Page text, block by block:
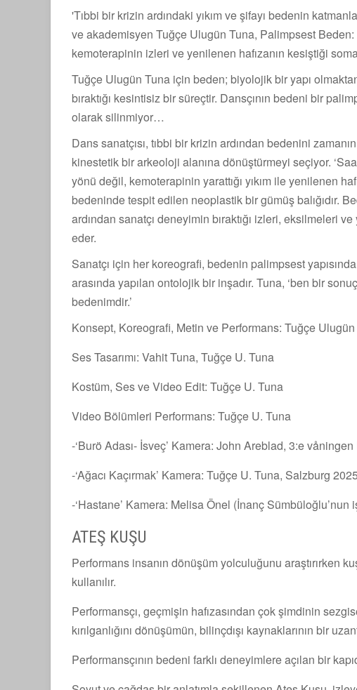
'Tıbbi bir krizin ardındaki yıkım ve şifayı bedenin
ve akademisyen Tuğçe Ulugün Tuna, Palimpsest
kemoterapinin izleri ve yenilenen hafızanın kesiştiği
Tuğçe Ulugün Tuna için beden; biyolojik bir yapı
bıraktığı kesintisiz bir süreçtir. Dansçının bedeni bir
olarak silinmiyor…
Dans sanatçısı, tıbbi bir krizin ardından bedenini
kinestetik bir arkeoloji alanına dönüştürmeyi seçiyor.
yönü değil, kemoterapinin yarattığı yıkım ile yenilenen
bedeninde tespit edilen neoplastik bir gümüş balığıdır.
ardından sanatçı deneyimin bıraktığı izleri, eksilmeleri
eder.
Sanatçı için her koreografi, bedenin palimpsest
arasında yapılan ontolojik bir inşadır. Tuna, ‘ben bir
bedenimdir.’
Konsept, Koreografi, Metin ve Performans: Tuğçe
Ses Tasarımı: Vahit Tuna, Tuğçe U. Tuna
Kostüm, Ses ve Video Edit: Tuğçe U. Tuna
Video Bölümleri Performans: Tuğçe U. Tuna
-‘Burö Adası- İsveç’ Kamera: John Areblad, 3:e
-‘Ağacı Kaçırmak’ Kamera: Tuğçe U. Tuna, Salzburg 2025
-‘Hastane’ Kamera: Melisa Önel (İnanç
ATEŞ KUŞU
Performans insanın dönüşüm yolculuğunu araştırırken
kullanılır.
Performansçı, geçmişin hafızasından çok şimdinin
kırılganlığını dönüşümün, bilinçdışı kaynaklarının bir
Performansçının bedeni farklı deneyimlere açılan bir